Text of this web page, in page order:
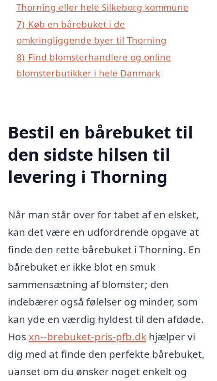
Thorning eller hele Silkeborg kommune
7) Køb en bårebuket i de
omkringliggende byer til Thorning
8) Find blomsterhandlere og online
blomsterbutikker i hele Danmark
Bestil en bårebuket til
den sidste hilsen til
levering i Thorning
Når man står over for tabet af en elsket,
kan det være en udfordrende opgave at
finde den rette bårebuket i Thorning. En
bårebuket er ikke blot en smuk
sammensætning af blomster; den
indebærer også følelser og minder, som
kan yde en værdig hyldest til den afdøde.
Hos xn--brebuket-pris-pfb.dk hjælper vi
dig med at finde den perfekte bårebuket,
uanset om du ønsker noget enkelt og